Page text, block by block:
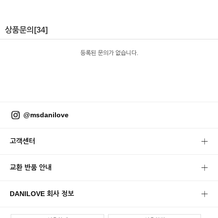
상품문의 [34]
등록된 문의가 없습니다.
@msdanilove
고객센터
교환 반품 안내
DANILOVE 회사 정보